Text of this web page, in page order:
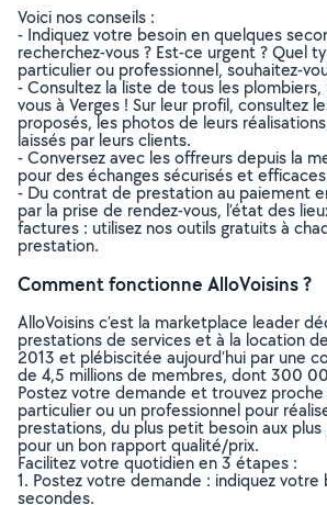
Voici nos conseils :
- Indiquez votre besoin en quelques
recherchez-vous ? Est-ce urgent ? Quel
particulier ou professionnel, souhaitez-
- Consultez la liste de tous les
vous à Verges ! Sur leur profil, consultez
proposés, les photos de leurs
laissés par leurs clients.
- Conversez avec les offreurs depuis la
pour des échanges sécurisés et
- Du contrat de prestation au paiement
par la prise de rendez-vous, l’état des
factures : utilisez nos outils gratuits à
prestation.
Comment fonctionne AlloVoisins ?
AlloVoisins c’est la marketplace leader
prestations de services et à la location
2013 et plébiscitée aujourd’hui par une
de 4,5 millions de membres, dont 300
Postez votre demande et trouvez proche
particulier ou un professionnel pour
prestations, du plus petit besoin aux plus
pour un bon rapport qualité/prix.
Facilitez votre quotidien en 3 étapes :
1. Postez votre demande : indiquez votre
secondes.